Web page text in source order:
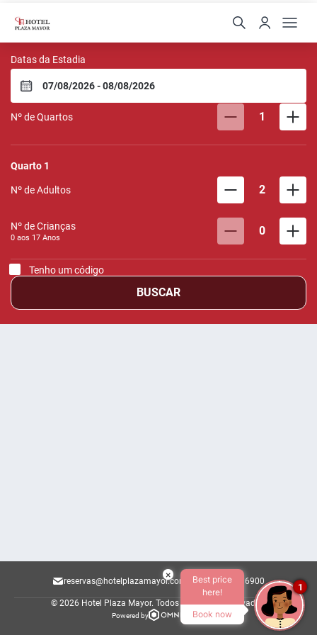
Hotel Plaza Mayor
Datas da Estadia
Nº de Quartos 1
Quarto 1
Nº de Adultos 2
Nº de Crianças
0 aos 17 Anos 0
Tenho um código
BUSCAR
reservas@hotelplazamayor.com.br 011 36296900
© 2026 Hotel Plaza Mayor. Todos os direitos reservados.
Powered by
×
Best price
here!
Book now
1